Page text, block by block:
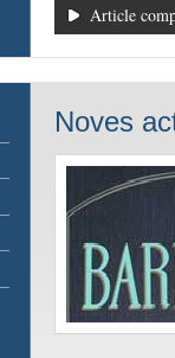
Article
Noves